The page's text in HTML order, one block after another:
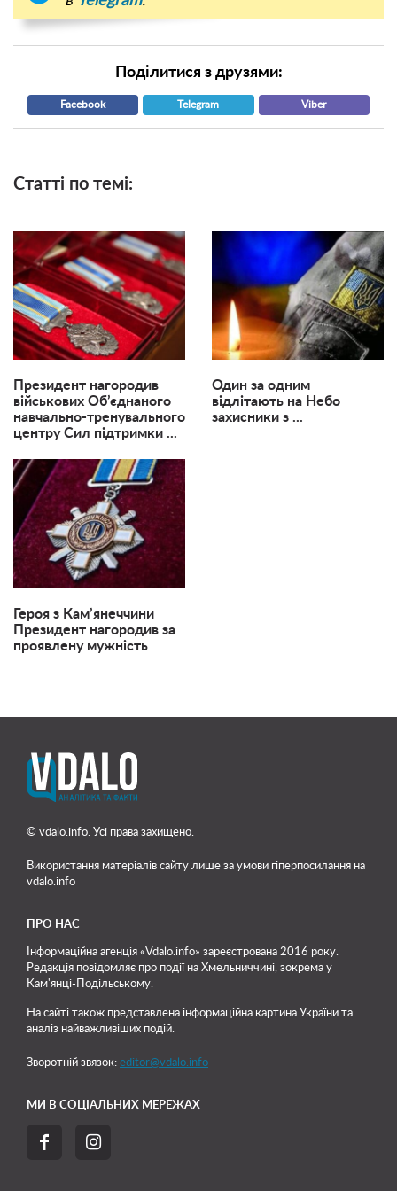
Поділитися з друзями:
Facebook Telegram Viber
Статті по темі:
Президент нагородив
військових Об’єднаного
навчально-тренувального
центру Сил підтримки ...
Один за одним
відлітають на Небо
захисники з ...
Героя з Кам’янеччини
Президент нагородив за
проявлену мужність
© vdalo.info. Усі права захищено.
Використання матеріалів сайту лише за умови гіперпосилання на
vdalo.info
ПРО НАС
Інформаційна агенція «Vdalo.info» зареєстрована 2016 року.
Редакція повідомляє про події на Хмельниччині, зокрема у
Кам'янці-Подільському.
На сайті також представлена інформаційна картина України та
аналіз найважливіших подій.
Зворотній звязок: editor@vdalo.info
МИ В СОЦІАЛЬНИХ МЕРЕЖАХ
 